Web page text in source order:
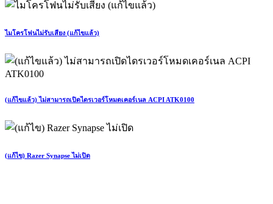
ไมโครโฟนไม่รับเสียง (แก้ไขแล้ว)
(แก้ไขแล้ว) ไม่สามารถเปิดไดรเวอร์โหมดเคอร์เนล ACPI ATK0100
(แก้ไข) Razer Synapse ไม่เปิด